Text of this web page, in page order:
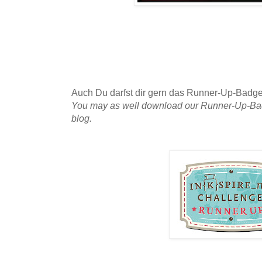
Auch Du darfst dir gern das Runner-Up-
You may as well download our Runner-Up-
blog.